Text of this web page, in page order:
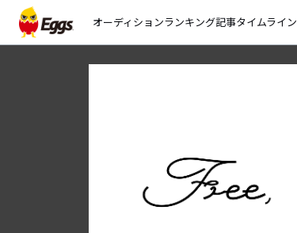
オーディションランキング記事タイムライン